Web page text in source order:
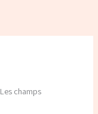
Les champs